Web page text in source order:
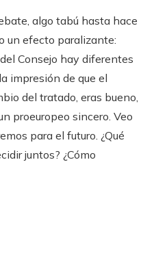
algo tabú hasta hace
un efecto paralizante:
Consejo hay diferentes
impresión de que el
del tratado, eras bueno,
proeuropeo sincero. Veo
para el futuro. ¿Qué
juntos? ¿Cómo